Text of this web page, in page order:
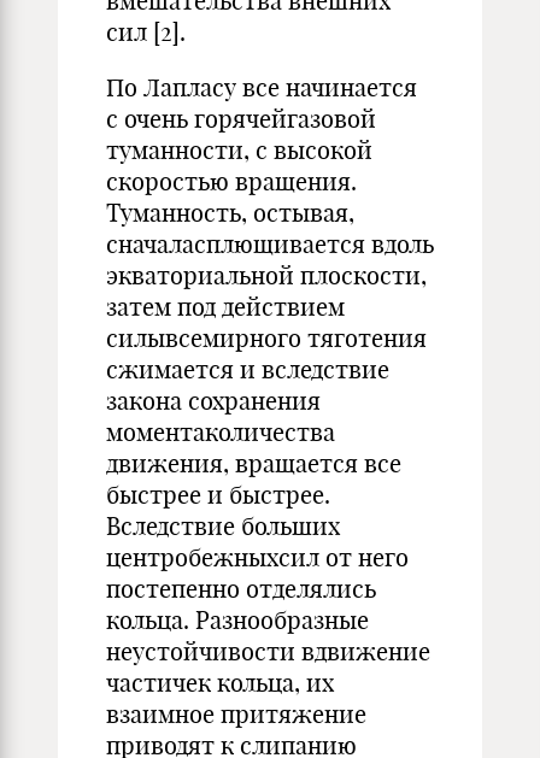
сил [2].
По Лапласу все начинается
с очень горячейгазовой
туманности, с высокой
скоростью вращения.
Туманность, остывая,
сначаласплющивается вдоль
экваториальной плоскости,
затем под действием
силывсемирного тяготения
сжимается и вследствие
закона сохранения
моментаколичества
движения, вращается все
быстрее и быстрее.
Вследствие больших
центробежныхсил от него
постепенно отделялись
кольца. Разнообразные
неустойчивости вдвижение
частичек кольца, их
взаимное притяжение
приводят к слипанию